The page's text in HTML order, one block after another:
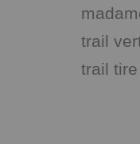
trail
trail